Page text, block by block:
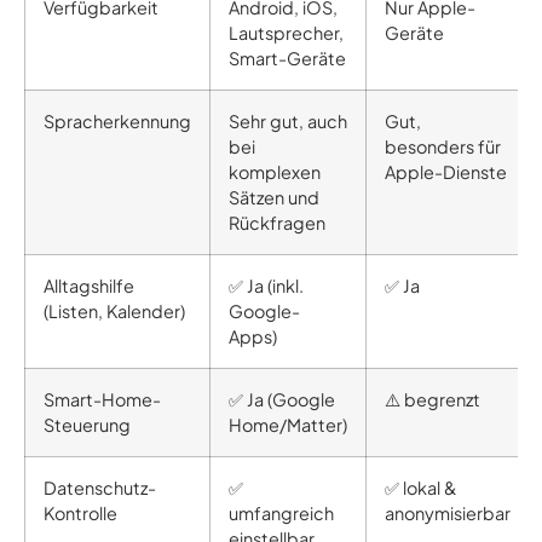
Verfügbarkeit
Android, iOS,
Lautsprecher,
Smart-Geräte
Nur Apple-
Geräte
Spracherkennung
Sehr gut, auch
bei
komplexen
Sätzen und
Rückfragen
Gut,
besonders für
Apple-Dienste
Alltagshilfe
(Listen, Kalender)
✅ Ja (inkl.
Google-
Apps)
✅ Ja
Smart-Home-
Steuerung
✅ Ja (Google
Home/Matter)
⚠️ begrenzt
Datenschutz-
Kontrolle
✅
umfangreich
✅ lokal &
anonymisierbar